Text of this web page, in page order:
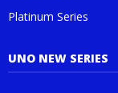
Platinum Series
UNO NEW SERIES